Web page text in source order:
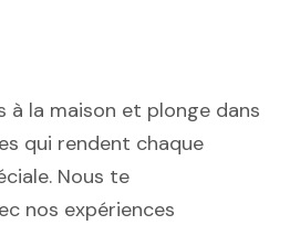
à la maison et plonge dans
qui rendent chaque
Nous te
nos expériences